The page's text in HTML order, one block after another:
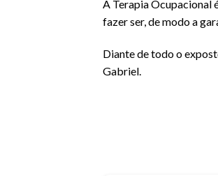
A Terapia Ocupacional
fazer ser, de modo a
Diante de todo o
Gabriel.